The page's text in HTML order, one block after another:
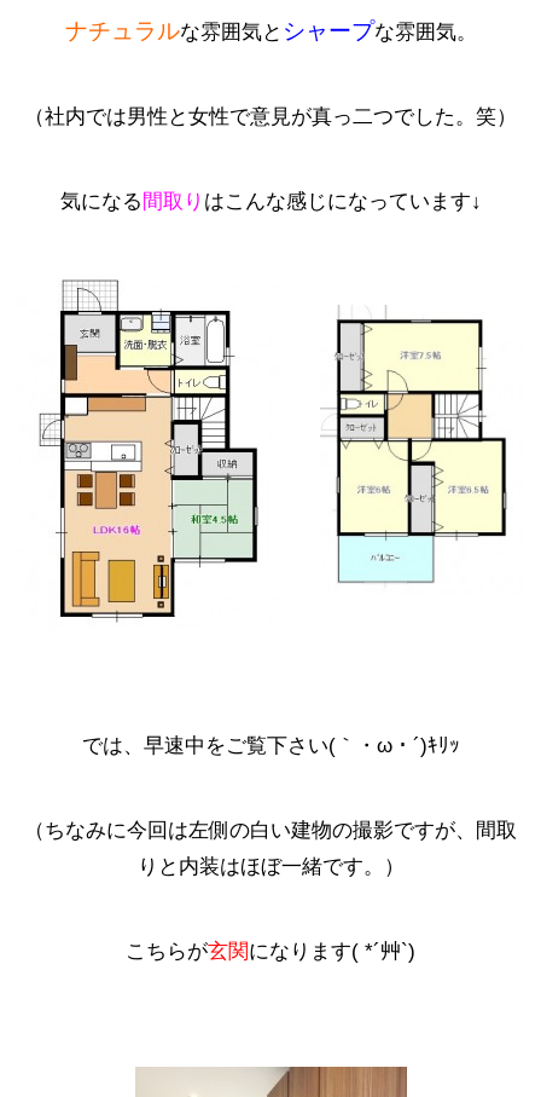
ナチュラルな雰囲気と シャープな雰囲気。
（社内では男性と女性で意見が真っ二つでした。笑）
気になる 間取り はこんな感じになっています↓
では、早速中をご覧下さい(｀・ω・´)ｷﾘｯ
（ちなみに今回は左側の白い建物の撮影ですが、間取
りと内装はほぼ一緒です。）
こちらが玄関になります( *´艸`)